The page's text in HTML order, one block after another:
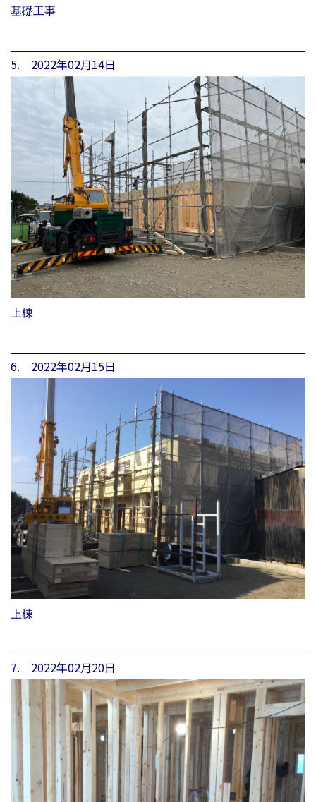
基礎工事
5. 2022年02月14日
上棟
6. 2022年02月15日
上棟
7. 2022年02月20日